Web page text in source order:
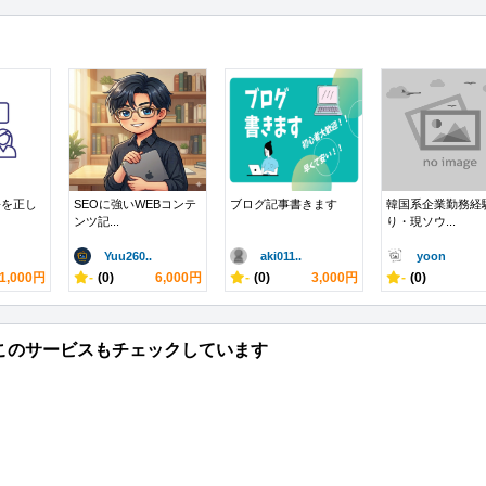
正し
1,000円
SEOに強いWEBコンテ
ンツ記...
Yuu260..
- (0) 6,000円
ブログ記事書きます
aki011..
- (0) 3,000円
韓国系企業勤務経
り・現ソウ...
yoon
- (0)
サービスもチェックしています